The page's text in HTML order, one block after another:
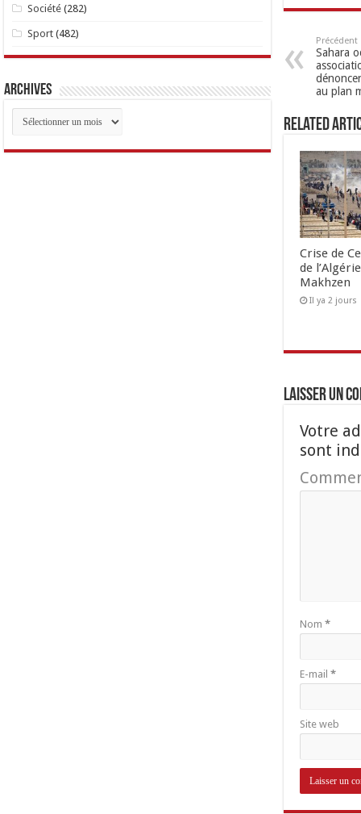
Précédent
Sahara
au plan
Related
Crise de
de
Makhzen
Il ya 2 jours
Laisser un
Votre
sont
Nom *
E-mail *
Site web
Société (282)
Sport (482)
Archives
Archives